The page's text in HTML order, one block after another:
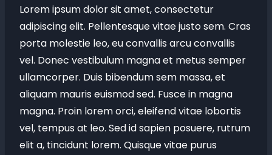
Lorem ipsum dolor sit amet, consectetur
adipiscing elit. Pellentesque vitae justo sem. Cras
porta molestie leo, eu convallis arcu convallis
vel. Donec vestibulum magna et metus semper
ullamcorper. Duis bibendum sem massa, et
aliquam mauris euismod sed. Fusce in magna
magna. Proin lorem orci, eleifend vitae lobortis
vel, tempus at leo. Sed id sapien posuere, rutrum
elit a, tincidunt lorem. Quisque vitae purus